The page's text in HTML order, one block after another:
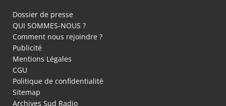
Dossier de presse
QUI SOMMES-NOUS ?
Comment nous rejoindre ?
Publicité
Mentions Légales
CGU
Politique de confidentialité
Sitemap
Archives Sud Radio